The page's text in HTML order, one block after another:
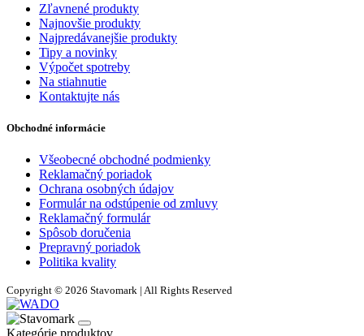
Zľavnené produkty
Najnovšie produkty
Najpredávanejšie produkty
Tipy a novinky
Výpočet spotreby
Na stiahnutie
Kontaktujte nás
Obchodné informácie
Všeobecné obchodné podmienky
Reklamačný poriadok
Ochrana osobných údajov
Formulár na odstúpenie od zmluvy
Reklamačný formulár
Spôsob doručenia
Prepravný poriadok
Politika kvality
Copyright © 2026 Stavomark | All Rights Reserved